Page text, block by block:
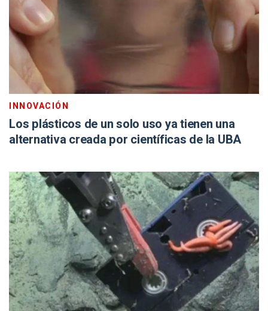
INNOVACIÓN
Los plásticos de un solo uso ya tienen una
alternativa creada por científicas de la UBA